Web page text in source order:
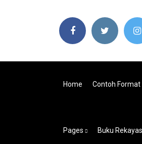
Home Contoh
Pages Buku